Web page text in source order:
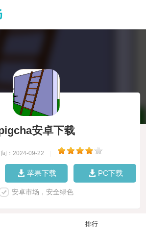
安卓下载
间：2024-09-22
苹果下载 PC下载
安卓市场，安全绿色
排行